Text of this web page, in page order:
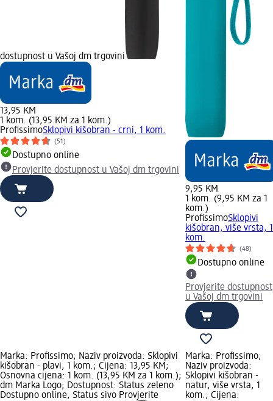
dostupnost u Vašoj dm trgovini
13,95 KM
1 kom. (13,95 KM za 1 kom.)
ProfissimoSklopivi kišobran - crni, 1 kom.
(51)
Dostupno online
Provjerite dostupnost u Vašoj dm trgovini
9,95 KM
1 kom. (9,95 KM za 1
kom.)
ProfissimoSklopivi
kišobran, više vrsta, 1
kom.
(48)
Dostupno online
Provjerite dostupnost
u Vašoj dm trgovini
Marka: Profissimo; Naziv proizvoda: Sklopivi
kišobran - plavi, 1 kom.; Cijena: 13,95 KM;
Osnovna cijena: 1 kom. (13,95 KM za 1 kom.);
dm Marka Logo; Dostupnost: Status zeleno
Dostupno online, Status sivo Provjerite
Marka: Profissimo;
Naziv proizvoda:
Sklopivi kišobran -
natur, više vrsta, 1
kom.; Cijena: